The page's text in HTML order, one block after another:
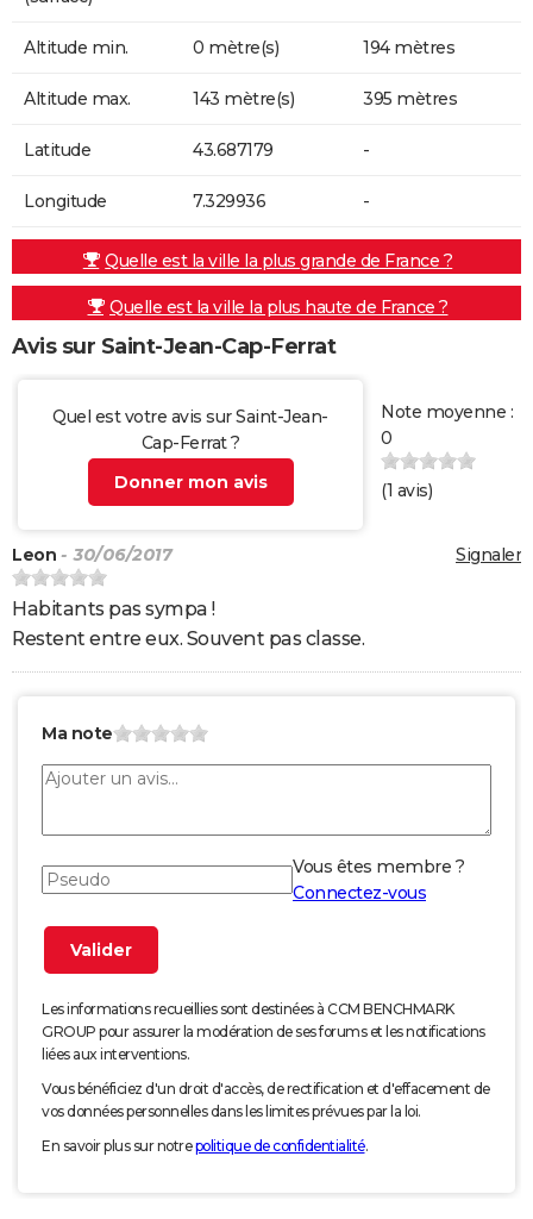
Altitude min. 0 mètre(s) 194 mètres
Altitude max. 143 mètre(s) 395 mètres
Latitude 43.687179 -
Longitude 7.329936 -
Quelle est la ville la plus grande de France ?
Quelle est la ville la plus haute de France ?
Avis sur Saint-Jean-Cap-Ferrat
Quel est votre avis sur Saint-Jean-
Cap-Ferrat ?
Donner mon avis
Note moyenne :
0
(1 avis)
Signaler
Leon - 30/06/2017
Habitants pas sympa !
Restent entre eux. Souvent pas classe.
Ma note
Vous êtes membre ?
Connectez-vous
Les informations recueillies sont destinées à CCM BENCHMARK
GROUP pour assurer la modération de ses forums et les notifications
liées aux interventions.
Vous bénéficiez d'un droit d'accès, de rectification et d'effacement de
vos données personnelles dans les limites prévues par la loi.
En savoir plus sur notrepolitique de confidentialité.